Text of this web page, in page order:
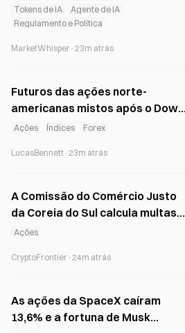
fundação serão utilizados para
chegar a um acordo no âmbito de
uma ação coletiva
Tokens de IA
Agente de IA
Regulamento e Política
MarketWhisper · 23m atrás
Futuros das ações norte-
americanas mistos após o Dow
atingir um máximo histórico, com
Ações Índices Forex
LucasBennett · 23m atrás
A Comissão do Comércio Justo
da Coreia do Sul calcula multas
por manipulação de propostas
Tesouro com base num volume
Ações
CryptoFrontier · 24m atrás
As ações da SpaceX caíram
13,6% e a fortuna de Musk